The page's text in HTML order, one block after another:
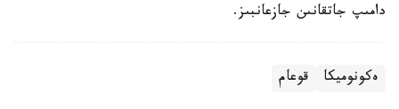
دامىپ جاتقانىن جازعانبىز.
ەكونوميكا قوعام